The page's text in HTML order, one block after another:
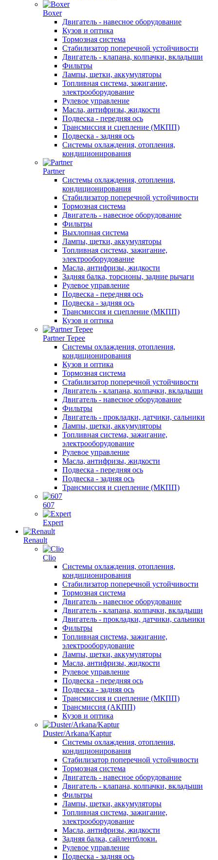
Boxer
Двигатель - навесное оборудование
Кузов и оптика
Тормозная система
Стабилизатор поперечной устойчивости
Двигатель - клапана, колпачки, вкладыши
Фильтры
Лампы, щетки, аккумуляторы
Топливная система, зажигание,
электрооборудование
Рулевое управление
Масла, антифризы, жидкости
Подвеска - передняя ось
Трансмиссия и сцепление (МКПП)
Подвеска - задняя ось
Системы охлаждения, отопления,
кондиционирования
Partner
Системы охлаждения, отопления,
кондиционирования
Стабилизатор поперечной устойчивости
Тормозная система
Двигатель - навесное оборудование
Фильтры
Выхлопная система
Лампы, щетки, аккумуляторы
Топливная система, зажигание,
электрооборудование
Масла, антифризы, жидкости
Задняя балка, торсионы, задние рычаги
Рулевое управление
Подвеска - передняя ось
Подвеска - задняя ось
Трансмиссия и сцепление (МКПП)
Кузов и оптика
Partner Tepee
Системы охлаждения, отопления,
кондиционирования
Кузов и оптика
Тормозная система
Стабилизатор поперечной устойчивости
Двигатель - клапана, колпачки, вкладыши
Двигатель - навесное оборудование
Фильтры
Двигатель - прокладки, датчики, сальники
Лампы, щетки, аккумуляторы
Топливная система, зажигание,
электрооборудование
Рулевое управление
Масла, антифризы, жидкости
Подвеска - передняя ось
Подвеска - задняя ось
Трансмиссия и сцепление (МКПП)
607
Expert
Renault
Clio
Системы охлаждения, отопления,
кондиционирования
Стабилизатор поперечной устойчивости
Тормозная система
Двигатель - навесное оборудование
Двигатель - клапана, колпачки, вкладыши
Двигатель - прокладки, датчики, сальники
Фильтры
Топливная система, зажигание,
электрооборудование
Лампы, щетки, аккумуляторы
Масла, антифризы, жидкости
Рулевое управление
Подвеска - передняя ось
Подвеска - задняя ось
Трансмиссия и сцепление (МКПП)
Трансмиссия (АКПП)
Кузов и оптика
Duster/Arkana/Kaptur
Системы охлаждения, отопления,
кондиционирования
Стабилизатор поперечной устойчивости
Тормозная система
Двигатель - навесное оборудование
Двигатель - клапана, колпачки, вкладыши
Фильтры
Лампы, щетки, аккумуляторы
Топливная система, зажигание,
электрооборудование
Масла, антифризы, жидкости
Задняя балка, сайлентблоки.
Рулевое управление
Подвеска - задняя ось